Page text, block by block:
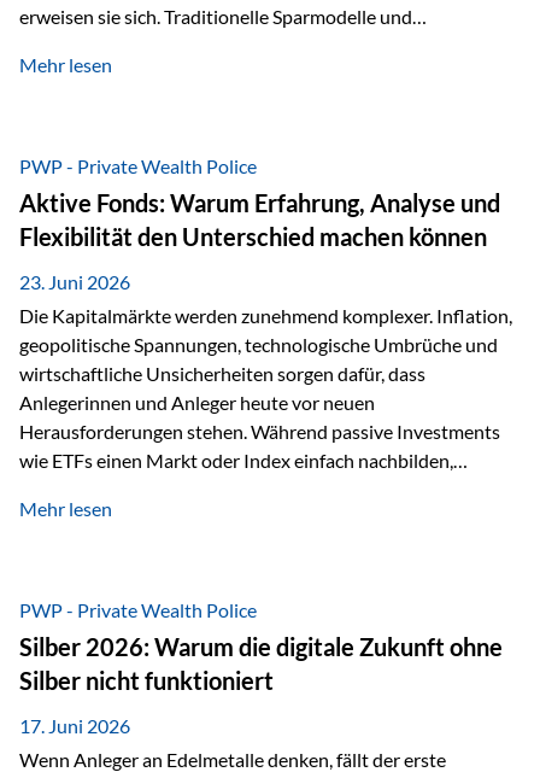
erweisen sie sich. Traditionelle Sparmodelle und
unumstößlich galten, versagen angesichts der expansiven
Nostalgie dar, sondern ist die modernste und strategisch
klügste Antwort auf globale Instabilität. Physische Werte
und der richtige Rechtsstandort sind heute keine bloße
Option mehr, sondern eine strategische Notwendigkeit. 1.
Der massive Aufwand hinter einem winzigen…
Mehr lesen
PWP - Private Wealth Police
Aktive Fonds: Warum Erfahrung, Analyse und
Flexibilität den Unterschied machen können
23. Juni 2026
Die Kapitalmärkte werden zunehmend komplexer. Inflation,
geopolitische Spannungen, technologische Umbrüche und
wirtschaftliche Unsicherheiten sorgen dafür, dass
Anlegerinnen und Anleger heute vor neuen
Herausforderungen stehen. Während passive Investments
wie ETFs einen Markt oder Index einfach nachbilden,
setzen auf die Expertise erfahrener Fondsmanager, die
Veränderungen geprägt ist, kann diese aktive
Herangehensweise einen entscheidenden Mehrwert bieten.
Was zeichnet aktive Fonds aus? Aktive Fonds verfolgen das
Ziel, nicht nur einen Markt abzubilden, sondern gezielt
Anlageentscheidungen zu treffen. Fondsmanager
analysieren Unternehmen,…
Mehr lesen
PWP - Private Wealth Police
Silber 2026: Warum die digitale Zukunft ohne
Silber nicht funktioniert
17. Juni 2026
Wenn Anleger an Edelmetalle denken, fällt der erste